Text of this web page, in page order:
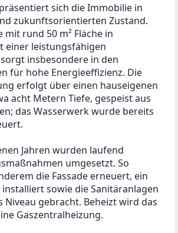
sich die Immobilie in
zukunftsorientierten Zustand.
mit rund 50 m² Fläche in
einer leistungsfähigen
insbesondere in den
für hohe Energieeffizienz. Die
erfolgt über einen hauseigenen
acht Metern Tiefe, gespeist aus
das Wasserwerk wurde bereits
Jahren wurden laufend
umgesetzt. So
die Fassade erneuert, ein
sowie die Sanitäranlagen
Niveau gebracht. Beheizt wird das
Gaszentralheizung.